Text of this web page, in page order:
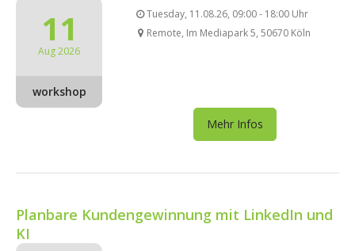
11
Aug 2026
workshop
Tuesday, 11.08.26, 09:00 - 18:00 Uhr
Remote, Im Mediapark 5, 50670 Köln
Mehr Infos
Planbare Kundengewinnung mit LinkedIn und
KI